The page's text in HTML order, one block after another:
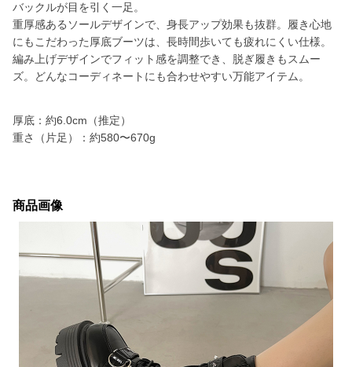
バックルが目を引く一足。
重厚感あるソールデザインで、身長アップ効果も抜群。履き心地
にもこだわった厚底ブーツは、長時間歩いても疲れにくい仕様。
編み上げデザインでフィット感を調整でき、脱ぎ履きもスムー
ズ。どんなコーディネートにも合わせやすい万能アイテム。
厚底：約6.0cm（推定）
重さ（片足）：約580〜670g
商品画像